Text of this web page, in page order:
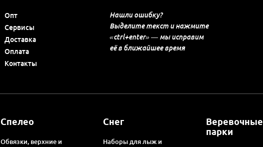
Опт
Сервисы
Доставка
Оплата
Контакты
Нашли ошибку?
Выделите текст и нажмите
«ctrl+enter» — мы исправим
её в ближайшее время
Спелео
Обвязки, верхние и
Снег
Наборы для лыж и
Веревочные
парки